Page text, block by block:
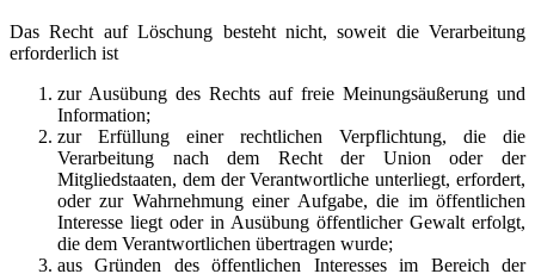
Das Recht auf Löschung besteht nicht, soweit die Verarbeitung
erforderlich ist
zur Ausübung des Rechts auf freie Meinungsäußerung und
Information;
zur Erfüllung einer rechtlichen Verpflichtung, die die
Verarbeitung nach dem Recht der Union oder der
Mitgliedstaaten, dem der Verantwortliche unterliegt, erfordert,
oder zur Wahrnehmung einer Aufgabe, die im öffentlichen
Interesse liegt oder in Ausübung öffentlicher Gewalt erfolgt,
die dem Verantwortlichen übertragen wurde;
aus Gründen des öffentlichen Interesses im Bereich der